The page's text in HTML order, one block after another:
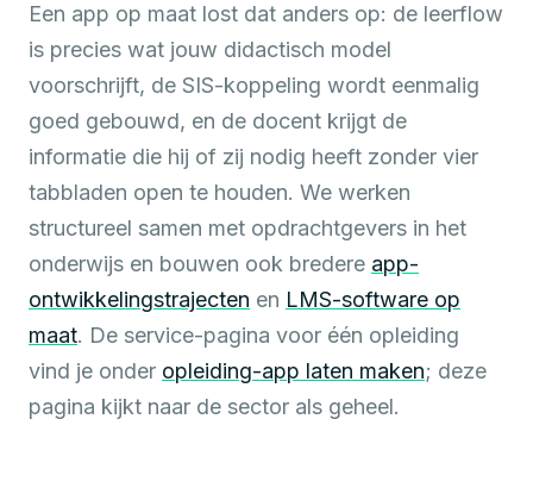
Een app op maat lost dat anders op: de leerflow
is precies wat jouw didactisch model
voorschrijft, de SIS-koppeling wordt eenmalig
goed gebouwd, en de docent krijgt de
informatie die hij of zij nodig heeft zonder vier
tabbladen open te houden. We werken
structureel samen met opdrachtgevers in het
onderwijs en bouwen ook bredere app-
ontwikkelingstrajecten en LMS-software op
maat. De service-pagina voor één opleiding
vind je onder opleiding-app laten maken; deze
pagina kijkt naar de sector als geheel.